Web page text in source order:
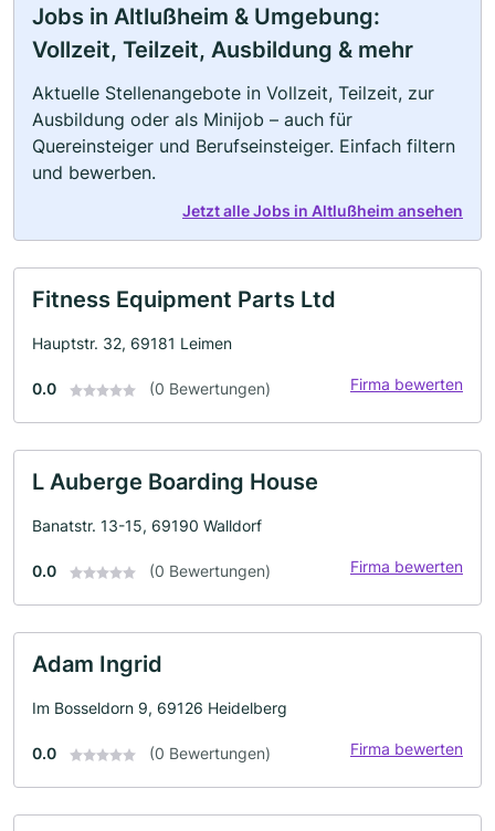
Jobs in Altlußheim & Umgebung:
Vollzeit, Teilzeit, Ausbildung & mehr
Aktuelle Stellenangebote in Vollzeit, Teilzeit, zur
Ausbildung oder als Minijob – auch für
Quereinsteiger und Berufseinsteiger. Einfach filtern
und bewerben.
Jetzt alle Jobs in Altlußheim ansehen
Fitness Equipment Parts Ltd
Hauptstr. 32, 69181 Leimen
0.0 (0 Bewertungen) Firma bewerten
L Auberge Boarding House
Banatstr. 13-15, 69190 Walldorf
0.0 (0 Bewertungen) Firma bewerten
Adam Ingrid
Im Bosseldorn 9, 69126 Heidelberg
0.0 (0 Bewertungen) Firma bewerten